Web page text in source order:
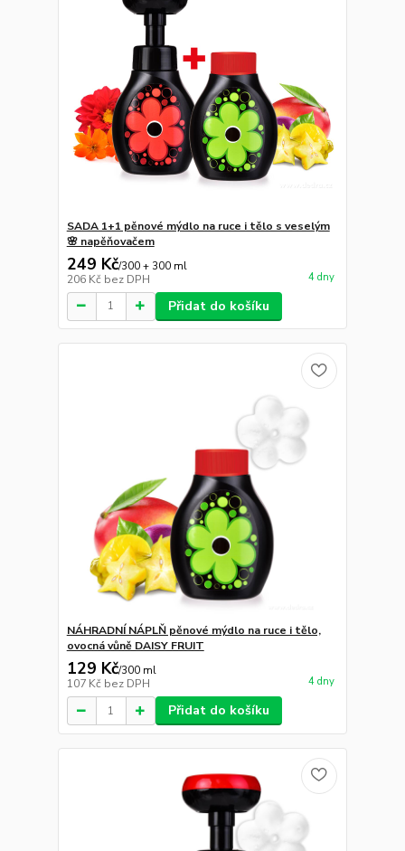
SADA 1+1 pěnové mýdlo na ruce i tělo s veselým
🌸 napěňovačem
249 Kč/300 + 300 ml
206 Kč bez DPH 4 dny
Přidat do košíku
NÁHRADNÍ NÁPLŇ pěnové mýdlo na ruce i tělo,
ovocná vůně DAISY FRUIT
129 Kč/300 ml
107 Kč bez DPH 4 dny
Přidat do košíku